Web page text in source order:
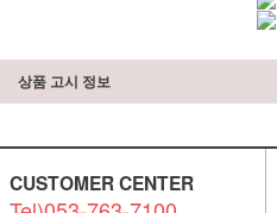
상품 고시 정보
CUSTOMER CENTER